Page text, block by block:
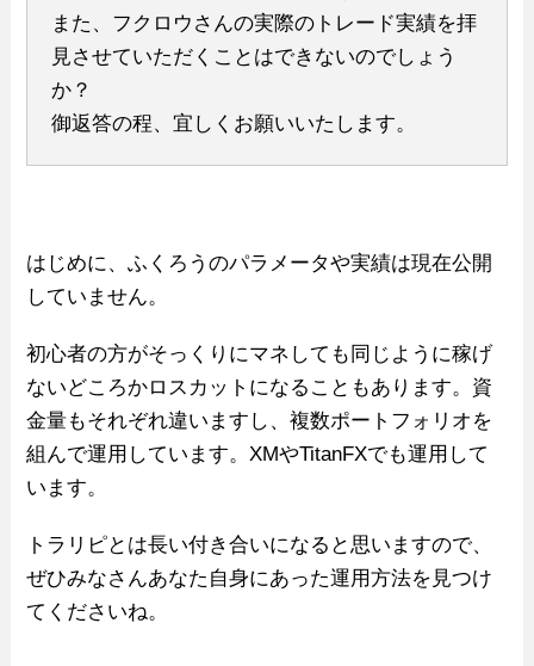
また、フクロウさんの実際のトレード実績を拝
見させていただくことはできないのでしょう
か？
御返答の程、宜しくお願いいたします。
はじめに、ふくろうのパラメータや実績は現在公開
していません。
初心者の方がそっくりにマネしても同じように稼げ
ないどころかロスカットになることもあります。資
金量もそれぞれ違いますし、複数ポートフォリオを
組んで運用しています。XMやTitanFXでも運用して
います。
トラリピとは長い付き合いになると思いますので、
ぜひみなさんあなた自身にあった運用方法を見つけ
てくださいね。